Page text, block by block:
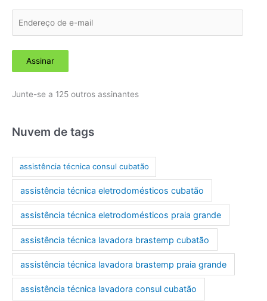
d
e
o
e
a
Assinar
Junte-se a 125 outros assinantes
Nuvem de tags
assistência técnica consul cubatão
assistência técnica eletrodomésticos cubatão
assistência técnica eletrodomésticos praia grande
assistência técnica lavadora brastemp cubatão
assistência técnica lavadora brastemp praia grande
assistência técnica lavadora consul cubatão